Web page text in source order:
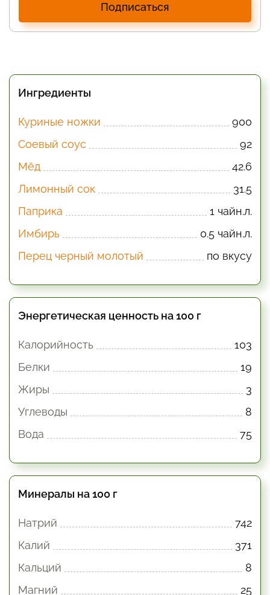
Подписаться
Ингредиенты
Куриные ножки
900
Соевый соус
92
Мёд
42.6
Лимонный сок
31.5
Паприка
1 чайн.л.
Имбирь
0.5 чайн.л.
Перец черный молотый
по вкусу
Энергетическая ценность на 100 г
Калорийность
103
Белки
19
Жиры
3
Углеводы
8
Вода
75
Минералы на 100 г
Натрий
742
Калий
371
Кальций
8
Магний
25